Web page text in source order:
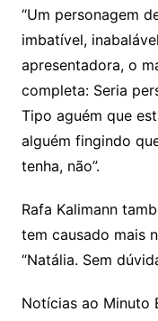
“Um personagem
imbatível,
apresentadora, o
completa: Seria
Tipo aguém que
alguém fingindo
tenha, não”.
Rafa Kalimann
tem causado mais
“Natália. Sem
Notícias ao Minuto